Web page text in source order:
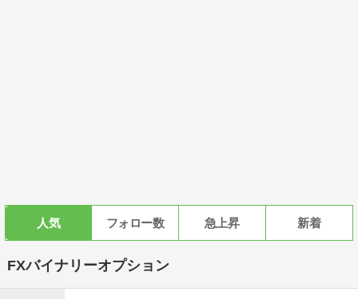
人気 フォロー数 急上昇 新着
FXバイナリーオプション